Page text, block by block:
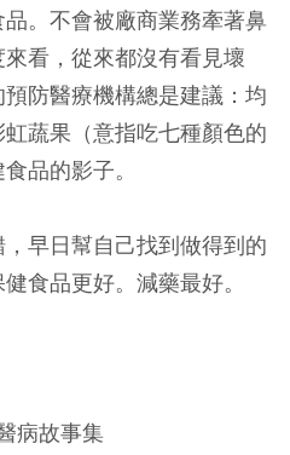
。不會被廠商業務牽著鼻
看，從來都沒有看見壞
防醫療機構總是建議：均
蔬果（意指吃七種顏色的
品的影子。
早日幫自己找到做得到的
食品更好。減藥最好。
病故事集